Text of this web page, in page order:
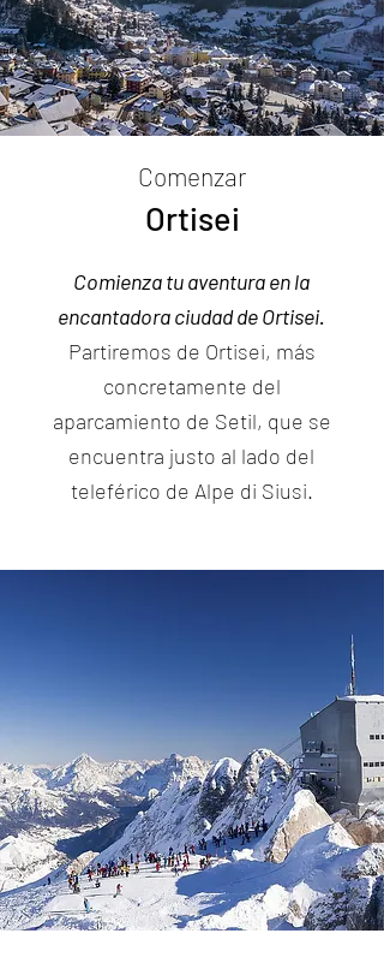
Comenzar
Ortisei
Comienza tu aventura en la
encantadora ciudad de Ortisei.
Partiremos de Ortisei, más
concretamente del
aparcamiento de Setil, que se
encuentra justo al lado del
teleférico de Alpe di Siusi.